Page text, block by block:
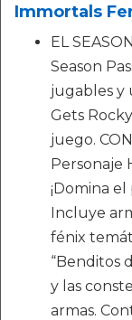
Immortals
EL
Season
jugables y
Gets
juego.
Personaje
¡Domina
Incluye
fénix
“Benditos
y las
armas.